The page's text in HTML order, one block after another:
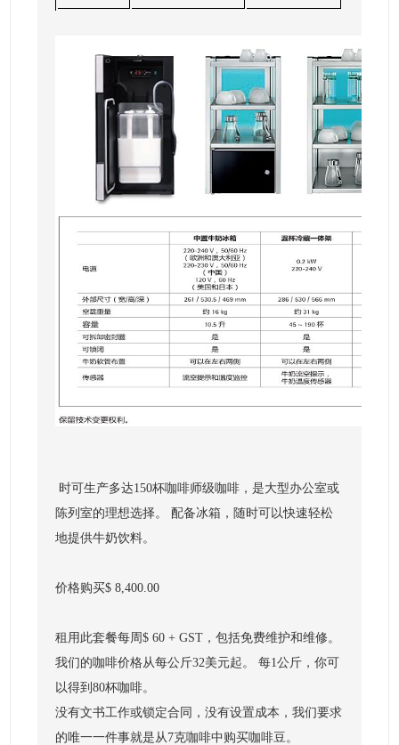
时可生产多达150杯咖啡师级咖啡，是大型办公室或
陈列室的理想选择。 配备冰箱，随时可以快速轻松
地提供牛奶饮料。
价格购买$ 8,400.00
租用此套餐每周$ 60 + GST，包括免费维护和维修。
我们的咖啡价格从每公斤32美元起。 每1公斤，你可
以得到80杯咖啡。
没有文书工作或锁定合同，没有设置成本，我们要求
的唯一一件事就是从7克咖啡中购买咖啡豆。